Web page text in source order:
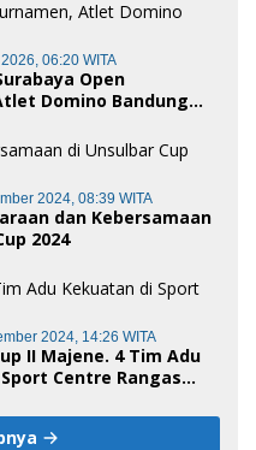
06:20 WITA
Open
Domino Bandung
2024, 08:39 WITA
dan Kebersamaan
2024
2024, 14:26 WITA
II Majene. 4 Tim Adu
Centre Rangas